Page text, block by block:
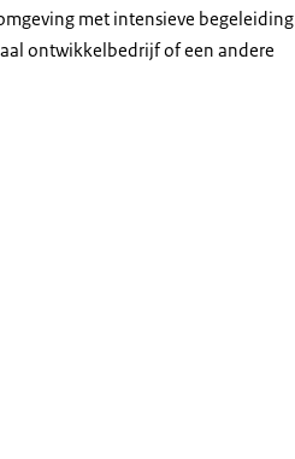
met intensieve begeleiding
ontwikkelbedrijf of een andere